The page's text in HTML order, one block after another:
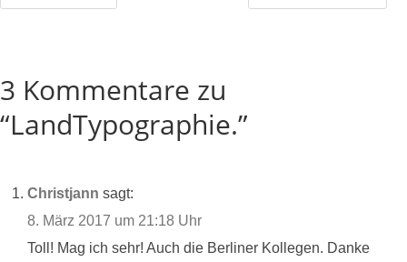
3 Kommentare zu
“LandTypographie.”
Christjann sagt:
8. März 2017 um 21:18 Uhr
Toll! Mag ich sehr! Auch die Berliner Kollegen. Danke